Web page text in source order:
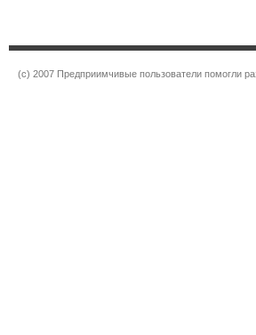
(c) 2007 Предприимчивые пользователи помогли